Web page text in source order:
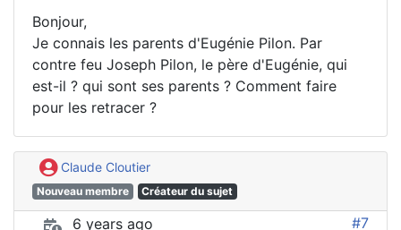
Bonjour,
Je connais les parents d'Eugénie Pilon. Par
contre feu Joseph Pilon, le père d'Eugénie, qui
est-il ? qui sont ses parents ? Comment faire
pour les retracer ?
Claude Cloutier
Nouveau membre Créateur du sujet
6 years ago #7